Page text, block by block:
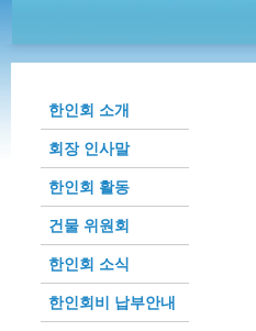
한인회 소개
회장 인사말
한인회 활동
건물 위원회
한인회 소식
한인회비 납부안내